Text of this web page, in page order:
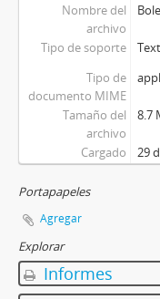
Nombre del
archivo
Tipo de soporte
Tipo de
documento MIME
Tamaño del
archivo
8.7
Cargado 29
Portapapeles
Agregar
Explorar
Informes